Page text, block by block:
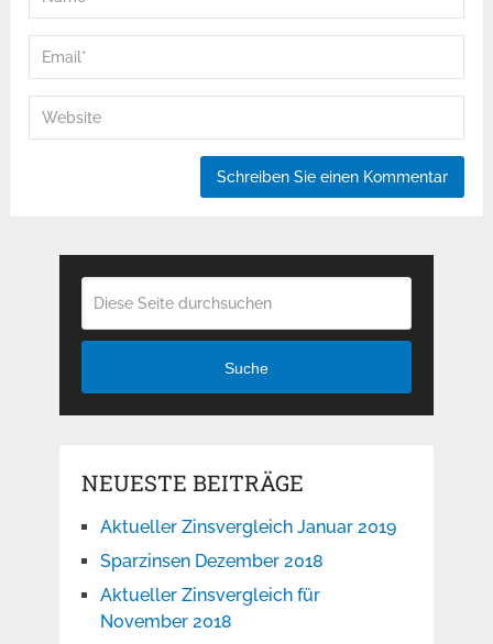
Suche
NEUESTE BEITRÄGE
Aktueller Zinsvergleich Januar 2019
Sparzinsen Dezember 2018
Aktueller Zinsvergleich für
November 2018